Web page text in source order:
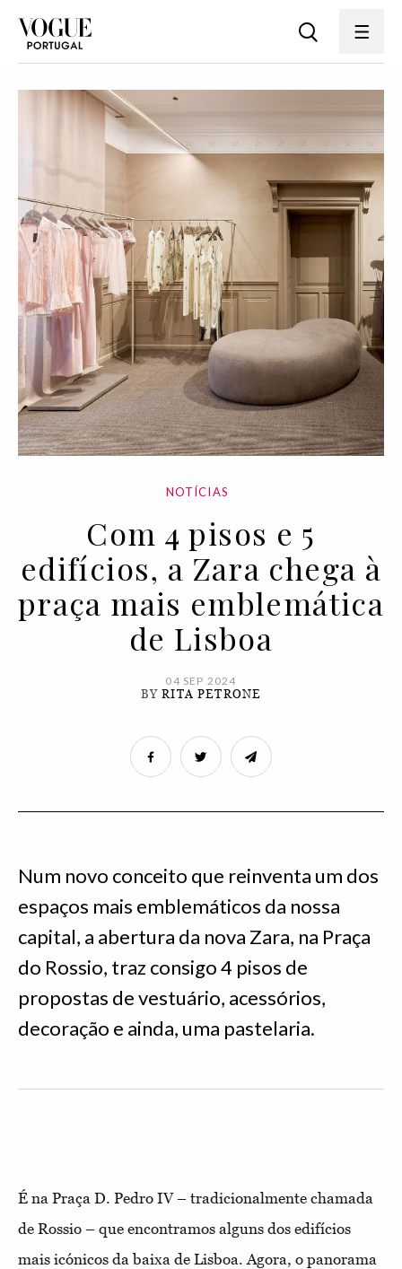
NOTÍCIAS
Com 4 pisos e 5
edifícios, a Zara chega à
praça mais emblemática
de Lisboa
04 SEP 2024
BYRITA PETRONE
Num novo conceito que reinventa um dos
espaços mais emblemáticos da nossa
capital, a abertura da nova Zara, na Praça
do Rossio, traz consigo 4 pisos de
propostas de vestuário, acessórios,
decoração e ainda, uma pastelaria.
É na Praça D. Pedro IV – tradicionalmente chamada
de Rossio – que encontramos alguns dos edifícios
mais icónicos da baixa de Lisboa. Agora, o panorama